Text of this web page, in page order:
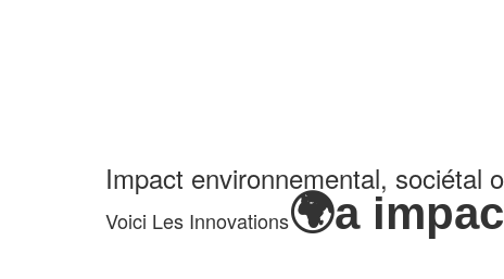
Impact environnemental, sociétal
Voici Les Innovations🌍a